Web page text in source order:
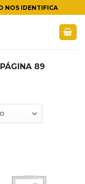
NOS IDENTIFICA
PÁGINA 89